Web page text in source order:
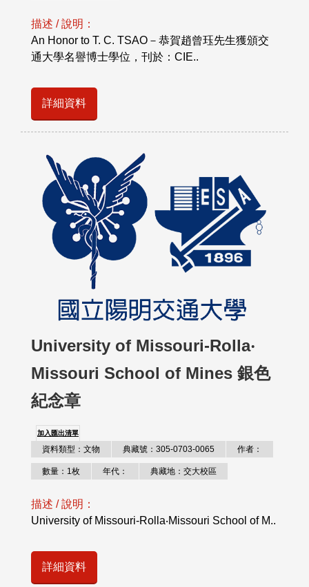
描述 / 說明：
An Honor to T. C. TSAO－恭賀趙曾珏先生獲頒交
通大學名譽博士學位，刊於：CIE..
詳細資料
University of Missouri-Rolla‧
Missouri School of Mines 銀色
紀念章
加入匯出清單
資料類型：文物 典藏號：305-0703-0065 作者：
數量：1枚 年代： 典藏地：交大校區
描述 / 說明：
University of Missouri-Rolla‧Missouri School of M..
詳細資料